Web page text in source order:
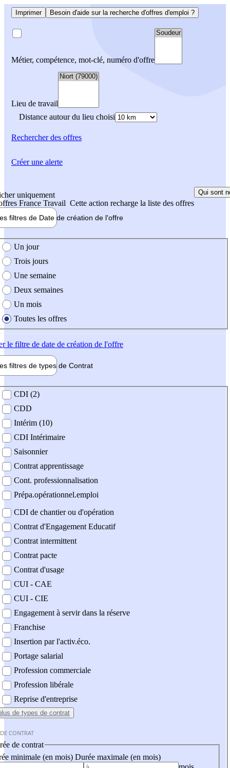
Imprimer Besoin d'aide sur la recherche d'offres d'emploi ?
Métier, compétence, mot-clé, numéro d'offre
Lieu de travail
Distance autour du lieu choisi
Rechercherdes offres
uniquement
France Travail Cette action recharge la liste des offres
Qui sont
filtres de Date de création de l'offre
création de l'offre
Un jour
Trois jours
Une semaine
Deux semaines
Un mois
Toutes les offres
le filtre de date de création de l'offre
filtres de types de Contrat
contrat
CDI (2)
CDD
Intérim (10)
CDI Intérimaire
Saisonnier
Contrat apprentissage
Cont. professionnalisation
Prépa.opérationnel.emploi
CDI de chantier ou d'opération
Contrat d'Engagement Educatif
Contrat intermittent
Contrat pacte
Contrat d'usage
CUI - CAE
CUI - CIE
Engagement à servir dans la réserve
Franchise
Insertion par l'activ.éco.
Portage salarial
Profession commerciale
Profession libérale
Reprise d'entreprise
de types de contrat
CONTRAT
de contrat
minimale (en mois) Durée maximale (en mois)
Créer une alerte